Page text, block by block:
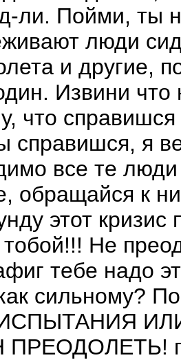
ли. Пойми, ты
люди
и другие,
Извини что
что
справишся, я
все те
обращайся к
этот
Не
тебе надо
как